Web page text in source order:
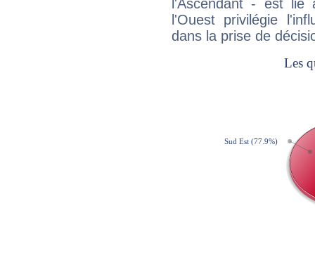
l'Ascendant - est
l'Ouest privilégie
dans la prise de